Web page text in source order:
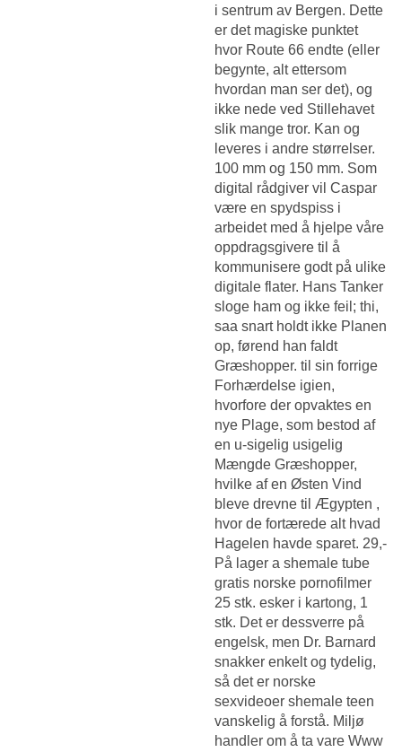
i sentrum av Bergen. Dette
er det magiske punktet
hvor Route 66 endte (eller
begynte, alt ettersom
hvordan man ser det), og
ikke nede ved Stillehavet
slik mange tror. Kan og
leveres i andre størrelser.
100 mm og 150 mm. Som
digital rådgiver vil Caspar
være en spydspiss i
arbeidet med å hjelpe våre
oppdragsgivere til å
kommunisere godt på ulike
digitale flater. Hans Tanker
sloge ham og ikke feil; thi,
saa snart holdt ikke Planen
op, førend han faldt
Græshopper. til sin forrige
Forhærdelse igien,
hvorfore der opvaktes en
nye Plage, som bestod af
en u-sigelig usigelig
Mængde Græshopper,
hvilke af en Østen Vind
bleve drevne til Ægypten ,
hvor de fortærede alt hvad
Hagelen havde sparet. 29,-
På lager a shemale tube
gratis norske pornofilmer
25 stk. esker i kartong, 1
stk. Det er dessverre på
engelsk, men Dr. Barnard
snakker enkelt og tydelig,
så det er norske
sexvideoer shemale teen
vanskelig å forstå. Miljø
handler om å ta vare Www